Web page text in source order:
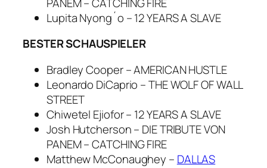
Lupita Nyong´o – 12 YEARS A SLAVE
BESTER SCHAUSPIELER
Bradley Cooper – AMERICAN HUSTLE
Leonardo DiCaprio – THE WOLF OF WALL
STREET
Chiwetel Ejiofor – 12 YEARS A SLAVE
Josh Hutcherson – DIE TRIBUTE VON
PANEM – CATCHING FIRE
Matthew McConaughey – DALLAS